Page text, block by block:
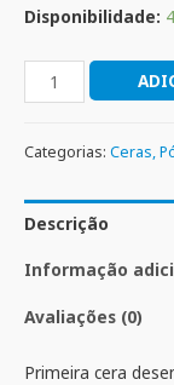
Disponibilidade:
Categorias: Ceras,
Descrição
Informação
Avaliações (0)
Primeira cera